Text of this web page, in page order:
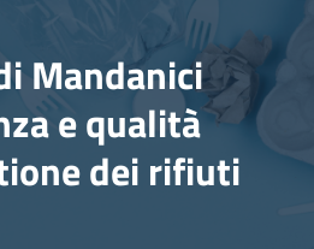
Mandanici
e qualità
dei rifiuti